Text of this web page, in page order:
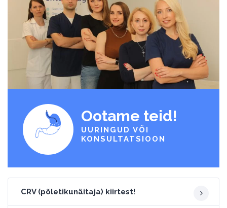
Ootame teid!
UURINGUD VÕI
KONSULTATSIOON
CRV (põletikunäitaja) kiirtest!